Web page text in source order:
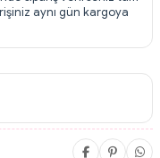
aynı gün kargoya